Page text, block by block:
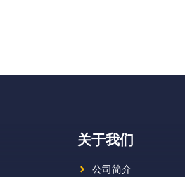
关于我们
公司简介